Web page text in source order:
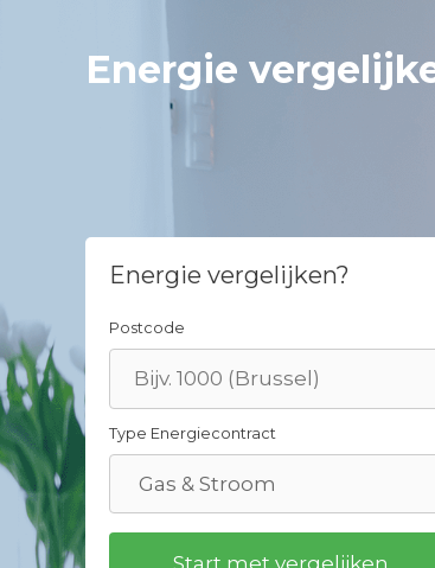
Energie
Energie vergelijken?
Postcode
Type Energiecontract